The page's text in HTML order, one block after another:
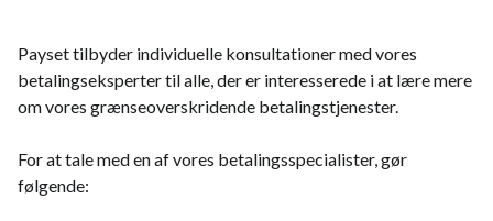
Payset tilbyder individuelle konsultationer med vores
betalingseksperter til alle, der er interesserede i at lære mere
om vores grænseoverskridende betalingstjenester.
For at tale med en af vores betalingsspecialister, gør
følgende: